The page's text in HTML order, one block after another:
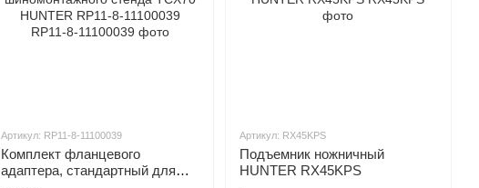
Артикул: RP11-8-11100039
Комплект фланцевого
адаптера, стандартный для
Артикул: RX45KPS
Подъемник ножничный
HUNTER RX45KPS